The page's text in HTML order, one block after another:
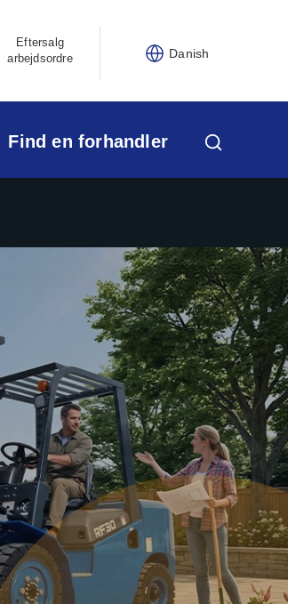
Eftersalg
arbejdsordre
Danish
Find en forhandler